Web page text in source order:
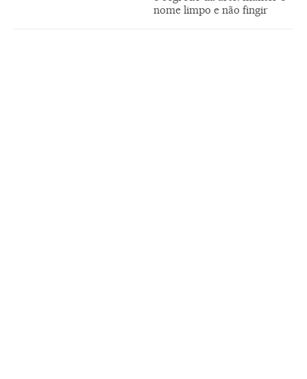
nome limpo e não fingir